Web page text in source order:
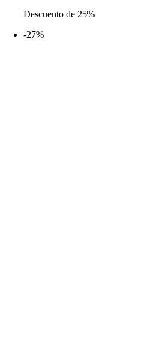
originalactual
Descuento de 25%
-27%